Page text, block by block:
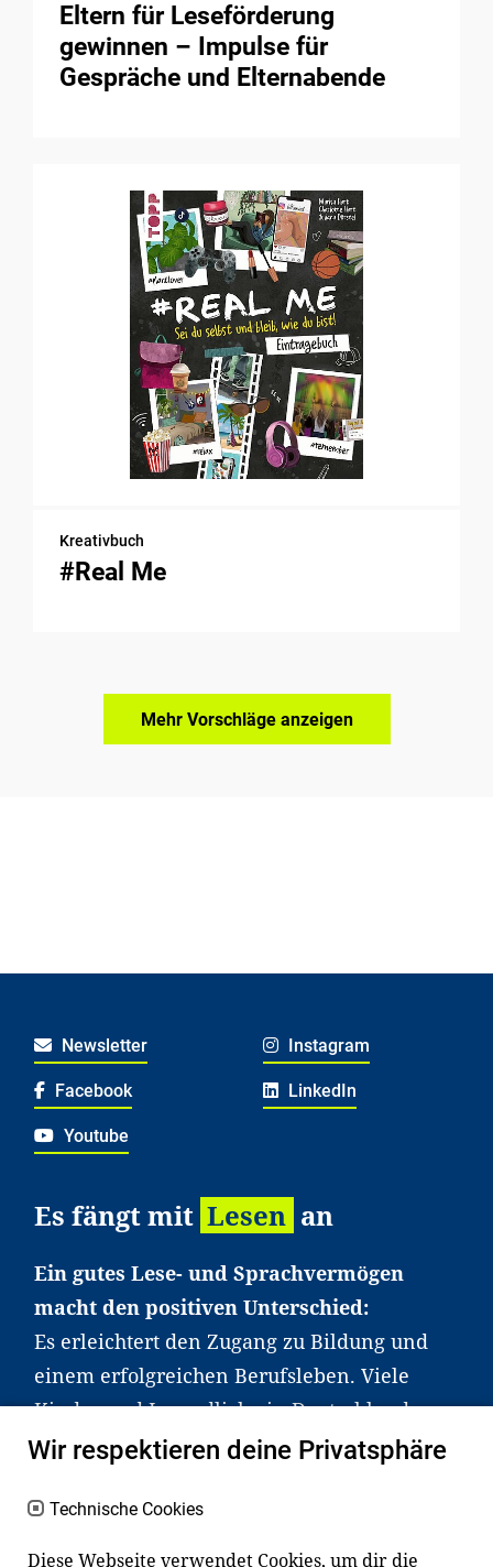
Eltern für Leseförderung
gewinnen – Impulse für
Gespräche und Elternabende
Kreativbuch
#Real Me
Mehr Vorschläge anzeigen
Newsletter Instagram
Facebook LinkedIn
Youtube
Es fängt mit Lesen an
Ein gutes Lese- und Sprachvermögen
macht den positiven Unterschied:
Es erleichtert den Zugang zu Bildung und
einem erfolgreichen Berufsleben. Viele
Kinder und Jugendliche in Deutschland
haben aber große Schwierigkeiten dabei.
an Familien sowie an Erzieher*innen,
Lehrer*innen und andere
Wir respektieren deine Privatsphäre
Technische Cookies
Diese Webseite verwendet Cookies, um dir die